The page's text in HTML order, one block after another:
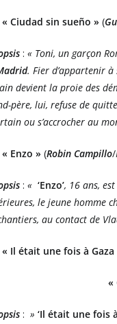
« Ciudad sin sueño » (
: « Toni, un garçon
. Fier d’appartenir
devient la proie des
père, lui, refuse de
ou s’accrocher au
Enzo » (Robin Campillo/
: « ‘Enzo’, 16 ans,
le jeune homme
au contact de
Il était une fois à Gaza
«
: » ‘Il était une fois à